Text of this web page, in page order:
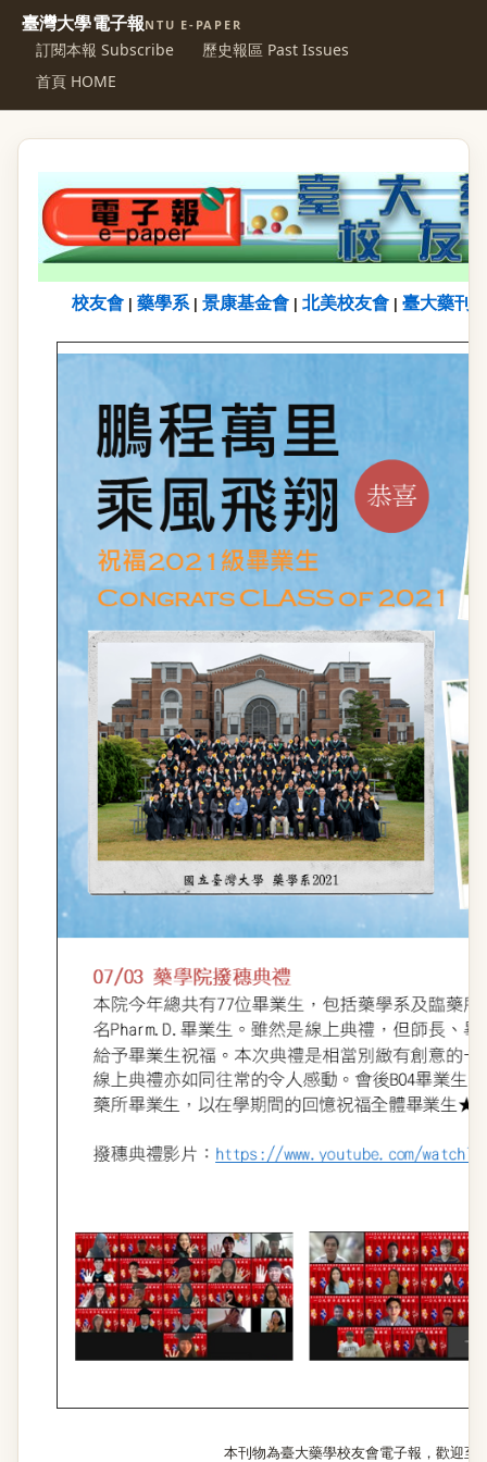
臺灣大學電子報NTU E-PAPER
訂閱本報 Subscribe
歷史報區 Past Issues
首頁 HOME
校友會 藥學系| 景康基金會 北美校友會 臺大藥刊
本刊物為臺大藥學校友會電子報，歡迎至